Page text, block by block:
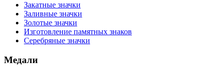
Закатные значки
Заливные значки
Золотые значки
Изготовление памятных знаков
Серебряные значки
Медали